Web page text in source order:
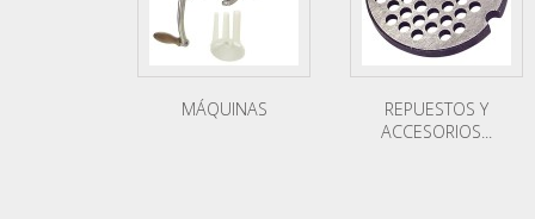
MÁQUINAS
REPUESTOS Y
ACCESORIOS...